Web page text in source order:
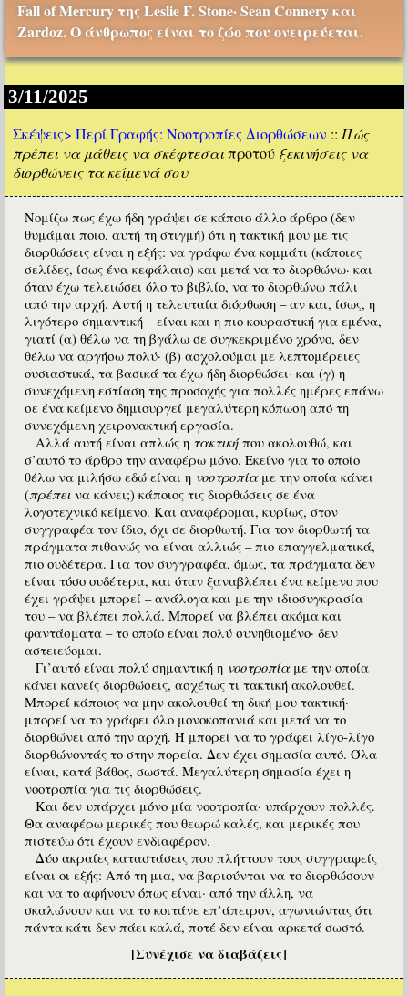
Fall of Mercury της Leslie F. Stone· Sean Connery και
Zardoz. Ο άνθρωπος είναι το ζώο που ονειρεύεται.
3/11/2025
Σκέψεις> Περί Γραφής: Νοοτροπίες Διορθώσεων :: Πώς
πρέπει να μάθεις να σκέφτεσαιπροτού ξεκινήσεις να
διορθώνεις τα κείμενά σου
Νομίζω πως έχω ήδη γράψει σε κάποιο άλλο άρθρο (δεν
θυμάμαι ποιο, αυτή τη στιγμή) ότι η τακτική μου με τις
διορθώσεις είναι η εξής: να γράφω ένα κομμάτι (κάποιες
σελίδες, ίσως ένα κεφάλαιο) και μετά να το διορθώνω· και
όταν έχω τελειώσει όλο το βιβλίο, να το διορθώνω πάλι
από την αρχή. Αυτή η τελευταία διόρθωση – αν και, ίσως, η
λιγότερο σημαντική – είναι και η πιο κουραστική για εμένα,
γιατί (α) θέλω να τη βγάλω σε συγκεκριμένο χρόνο, δεν
θέλω να αργήσω πολύ· (β) ασχολούμαι με λεπτομέρειες
ουσιαστικά, τα βασικά τα έχω ήδη διορθώσει· και (γ) η
συνεχόμενη εστίαση της προσοχής για πολλές ημέρες επάνω
σε ένα κείμενο δημιουργεί μεγαλύτερη κόπωση από τη
συνεχόμενη χειρονακτική εργασία.
Αλλά αυτή είναι απλώς η τακτικήπου ακολουθώ, και
σ’αυτό το άρθρο την αναφέρω μόνο. Εκείνο για το οποίο
θέλω να μιλήσω εδώ είναι η νοοτροπίαμε την οποία κάνει
(πρέπει να κάνει;) κάποιος τις διορθώσεις σε ένα
λογοτεχνικό κείμενο. Και αναφέρομαι, κυρίως, στον
συγγραφέα τον ίδιο, όχι σε διορθωτή. Για τον διορθωτή τα
πράγματα πιθανώς να είναι αλλιώς – πιο επαγγελματικά,
πιο ουδέτερα. Για τον συγγραφέα, όμως, τα πράγματα δεν
είναι τόσο ουδέτερα, και όταν ξαναβλέπει ένα κείμενο που
έχει γράψει μπορεί – ανάλογα και με την ιδιοσυγκρασία
του – να βλέπει πολλά. Μπορεί να βλέπει ακόμα και
φαντάσματα – το οποίο είναι πολύ συνηθισμένο· δεν
αστειεύομαι.
Γι’αυτό είναι πολύ σημαντική η νοοτροπίαμε την οποία
κάνει κανείς διορθώσεις, ασχέτως τι τακτική ακολουθεί.
Μπορεί κάποιος να μην ακολουθεί τη δική μου τακτική·
μπορεί να το γράφει όλο μονοκοπανιά και μετά να το
διορθώνει από την αρχή. Ή μπορεί να το γράφει λίγο-λίγο
διορθώνοντάς το στην πορεία. Δεν έχει σημασία αυτό. Όλα
είναι, κατά βάθος, σωστά. Μεγαλύτερη σημασία έχει η
νοοτροπία για τις διορθώσεις.
Και δεν υπάρχει μόνο μία νοοτροπία· υπάρχουν πολλές.
Θα αναφέρω μερικές που θεωρώ καλές, και μερικές που
πιστεύω ότι έχουν ενδιαφέρον.
Δύο ακραίες καταστάσεις που πλήττουν τους συγγραφείς
είναι οι εξής: Από τη μια, να βαριούνται να το διορθώσουν
και να το αφήνουν όπως είναι· από την άλλη, να
σκαλώνουν και να το κοιτάνε επ’άπειρον, αγωνιώντας ότι
πάντα κάτι δεν πάει καλά, ποτέ δεν είναι αρκετά σωστό.
[Συνέχισε να διαβάζεις]